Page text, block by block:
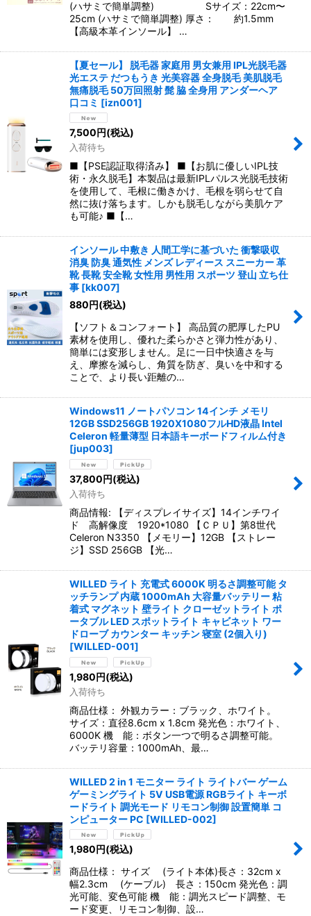
(ハサミで簡単調整) Sサイズ：22cm〜
25cm (ハサミで簡単調整) 厚さ： 約1.5mm
【高級本革インソール】 …
【夏セール】 脱毛器 家庭用 男女兼用 IPL光脱毛器
光エステ だつもうき 光美容器 全身脱毛 美肌脱毛
無痛脱毛 50万回照射 髭 脇 全身用 アンダーヘア
口コミ [izn001]
7,500円(税込)
入荷待ち
■【PSE認証取得済み】 ■【お肌に優しいIPL技
術・永久脱毛】本製品は最新IPLパルス光脱毛技術
を使用して、毛根に働きかけ、毛根を弱らせて自
然に抜け落ちます。しかも脱毛しながら美肌ケア
も可能♪ ■【…
インソール 中敷き 人間工学に基づいた 衝撃吸収
消臭 防臭 通気性 メンズ レディース スニーカー 革
靴 長靴 安全靴 女性用 男性用 スポーツ 登山 立ち仕
事 [kk007]
880円(税込)
【ソフト＆コンフォート】 高品質の肥厚したPU
素材を使用し、優れた柔らかさと弾力性があり、
簡単には変形しません。足に一日中快適さを与
え、摩擦を減らし、角質を防ぎ、臭いを中和する
ことで、より長い距離の…
Windows11 ノートパソコン 14インチ メモリ
12GB SSD256GB 1920X1080フルHD液晶 Intel
Celeron 軽量薄型 日本語キーボードフィルム付き
[jup003]
37,800円(税込)
入荷待ち
商品情報: 【ディスプレイサイズ】14インチワイ
ド 高解像度 1920*1080 【ＣＰＵ】第8世代
Celeron N3350 【メモリー】12GB 【ストレー
ジ】SSD 256GB 【光…
WILLED ライト 充電式 6000K 明るさ調整可能 タ
ッチランプ 内蔵 1000mAh 大容量バッテリー 粘
着式 マグネット 壁ライト クローゼットライト ポ
ータブル LED スポットライト キャビネット ワー
ドローブ カウンター キッチン 寝室 (2個入り)
[WILLED-001]
1,980円(税込)
入荷待ち
商品仕様： 外観カラー：ブラック、ホワイト。
サイズ：直径8.6cm x 1.8cm 発光色：ホワイト、
6000K 機 能：ボタン一つで明るさ調整可能。
バッテリ容量：1000mAh、最…
WILLED 2 in 1 モニター ライト ライトバー ゲーム
ゲーミングライト 5V USB電源 RGBライト キーボ
ードライト 調光モード リモコン制御 設置簡単 コ
ンピューター PC [WILLED-002]
1,980円(税込)
商品仕様： サイズ (ライト本体)長さ：32cm x
幅2.3cm (ケーブル) 長さ：150cm 発光色：調
光可能、変色可能 機 能：調光スピード調整、モ
ード変更、リモコン制御、設…